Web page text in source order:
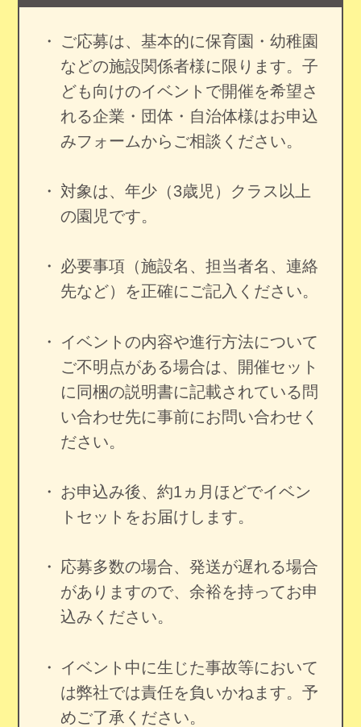
ご応募は、基本的に保育園・幼稚園
などの施設関係者様に限ります。子
ども向けのイベントで開催を希望さ
れる企業・団体・自治体様はお申込
みフォームからご相談ください。
対象は、年少（3歳児）クラス以上
の園児です。
必要事項（施設名、担当者名、連絡
先など）を正確にご記入ください。
イベントの内容や進行方法について
ご不明点がある場合は、開催セット
に同梱の説明書に記載されている問
い合わせ先に事前にお問い合わせく
ださい。
お申込み後、約1ヵ月ほどでイベン
トセットをお届けします。
応募多数の場合、発送が遅れる場合
がありますので、余裕を持ってお申
込みください。
イベント中に生じた事故等において
は弊社では責任を負いかねます。予
めご了承ください。